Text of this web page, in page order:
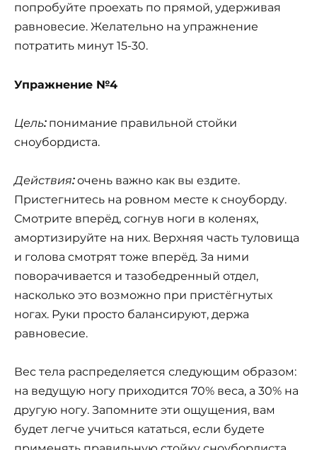
попробуйте проехать по прямой, удерживая
равновесие. Желательно на упражнение
потратить минут 15-30.
Упражнение №4
Цель:понимание правильной стойки
сноубордиста.
Действия:очень важно как вы ездите.
Пристегнитесь на ровном месте к сноуборду.
Смотрите вперёд, согнув ноги в коленях,
амортизируйте на них. Верхняя часть туловища
и голова смотрят тоже вперёд. За ними
поворачивается и тазобедренный отдел,
насколько это возможно при пристёгнутых
ногах. Руки просто балансируют, держа
равновесие.
Вес тела распределяется следующим образом:
на ведущую ногу приходится 70% веса, а 30% на
другую ногу. Запомните эти ощущения, вам
будет легче учиться кататься, если будете